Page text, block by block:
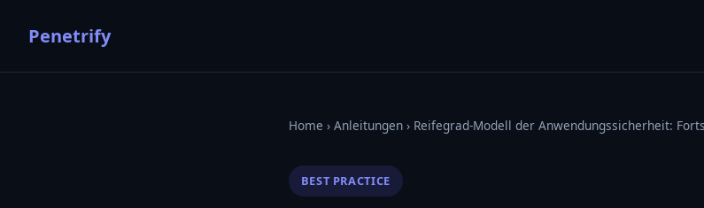
Penetrify
Home › Anleitungen › Reifegrad-Modell der Anwendungssicherheit:
BEST PRACTICE